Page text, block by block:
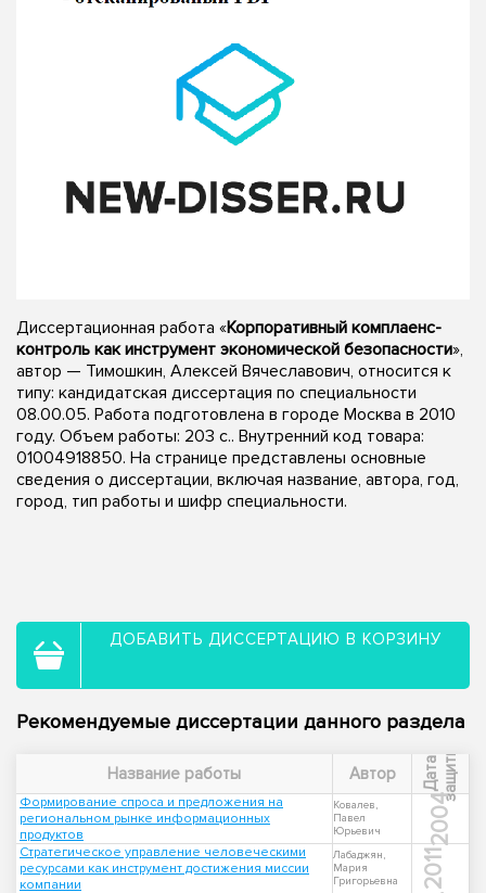
Диссертационная работа «Корпоративный комплаенс-
контроль как инструмент экономической безопасности»,
автор — Тимошкин, Алексей Вячеславович, относится к
типу: кандидатская диссертация по специальности
08.00.05. Работа подготовлена в городе Москва в 2010
году. Объем работы: 203 с.. Внутренний код товара:
01004918850. На странице представлены основные
сведения о диссертации, включая название, автора, год,
город, тип работы и шифр специальности.
ДОБАВИТЬ ДИССЕРТАЦИЮ В КОРЗИНУ
Рекомендуемые диссертации данного раздела
Название работы Автор Д
а
т
а
з
а
щ
и
т ы
Формирование спроса и предложения на
региональном рынке информационных
продуктов
Ковалев,
Павел
Юрьевич
2004
Стратегическое управление человеческими
ресурсами как инструмент достижения миссии
компании
Лабаджян,
Мария
Григорьевна
2011